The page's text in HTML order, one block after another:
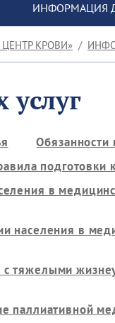
ИНФОРМАЦИЯ
КРОВИ»
подготовки
в
населения в
тяжелыми
паллиативной